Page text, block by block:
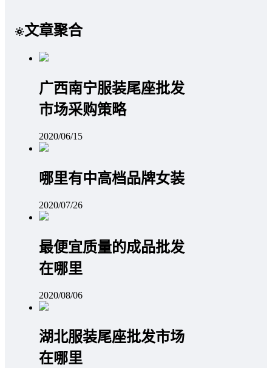
文章聚合
广西南宁服装尾座批发
市场采购策略
2020/06/15
哪里有中高档品牌女装
2020/07/26
最便宜质量的成品批发
在哪里
2020/08/06
湖北服装尾座批发市场
在哪里